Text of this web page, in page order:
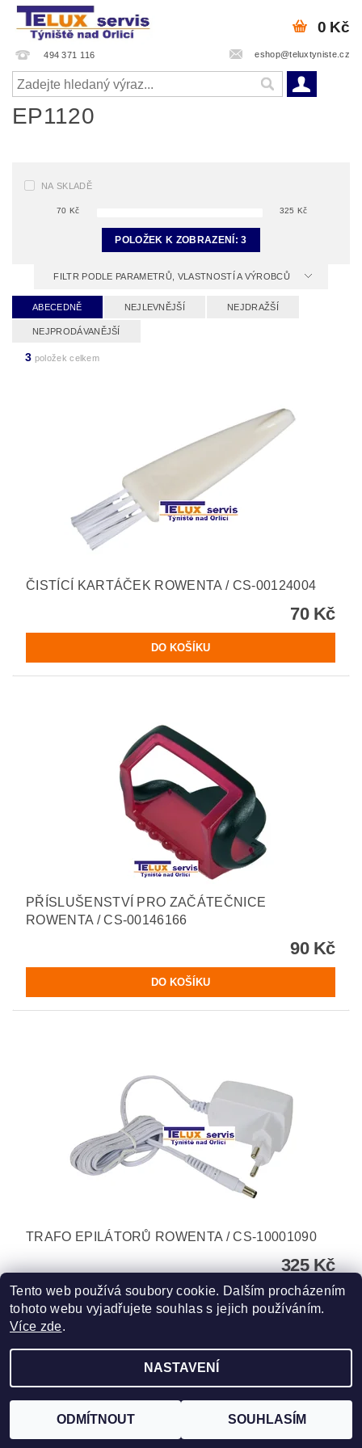
494 371 116 eshop@teluxtyniste.cz
0 Kč
EP1120
NA SKLADĚ
70 Kč 325 Kč
POLOŽEK K ZOBRAZENÍ:3
FILTR PODLE PARAMETRŮ, VLASTNOSTÍ A VÝROBCŮ
ABECEDNĚ NEJLEVNĚJŠÍ NEJDRAŽŠÍ
NEJPRODÁVANĚJŠÍ
3 položek celkem
ČISTÍCÍ KARTÁČEK ROWENTA / CS-00124004
70 Kč
PŘÍSLUŠENSTVÍ PRO ZAČÁTEČNICE
ROWENTA / CS-00146166
90 Kč
TRAFO EPILÁTORŮ ROWENTA / CS-10001090
325 Kč
2026 ©TELUX servis, všechna práva vyhrazenaUpravit nastavení cookies
Tento web používá soubory cookie. Dalším procházením
tohoto webu vyjadřujete souhlas s jejich používáním.
Více zde.
NASTAVENÍ
ODMÍTNOUT SOUHLASÍM